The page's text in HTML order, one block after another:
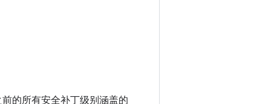
的所有安全补丁级别涵盖的